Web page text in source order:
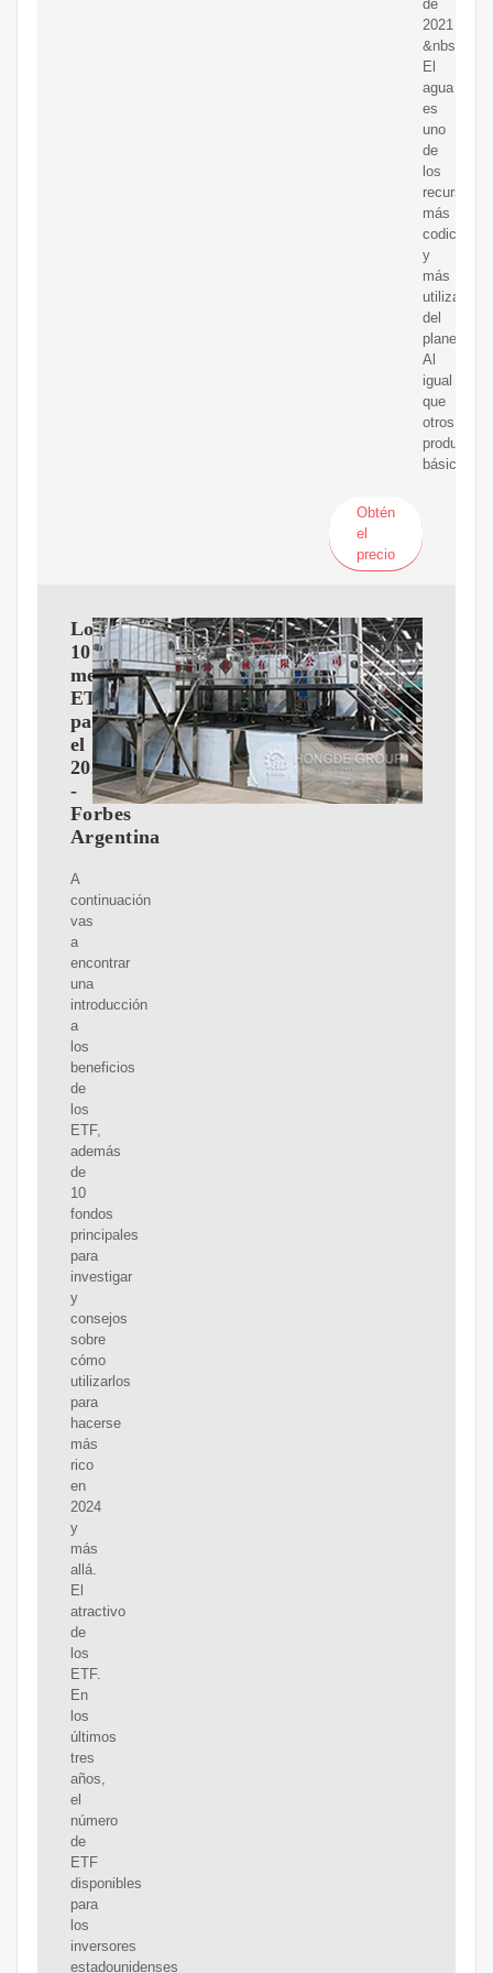
de
2021
&nbsp;
El
agua
es
uno
de
los
recursos
más
codiciados
y
más
utilizados
del
planeta.
Al
igual
que
otros
productos
básicos,
Obtén
el
precio
Los
10
mejores
ETF
para
el
2024
-
Forbes
Argentina
A
continuación
vas
a
encontrar
una
introducción
a
los
beneficios
de
los
ETF,
además
de
10
fondos
principales
para
investigar
y
consejos
sobre
cómo
utilizarlos
para
hacerse
más
rico
en
2024
y
más
allá.
El
atractivo
de
los
ETF.
En
los
últimos
tres
años,
el
número
de
ETF
disponibles
para
los
inversores
estadounidenses